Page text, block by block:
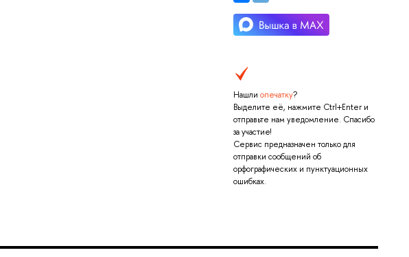
Нашли опечатку?
Выделите её, нажмите Ctrl+Enter и
отправьте нам уведомление. Спасибо
за участие!
Сервис предназначен только для
отправки сообщений об
орфографических и пунктуационных
ошибках.